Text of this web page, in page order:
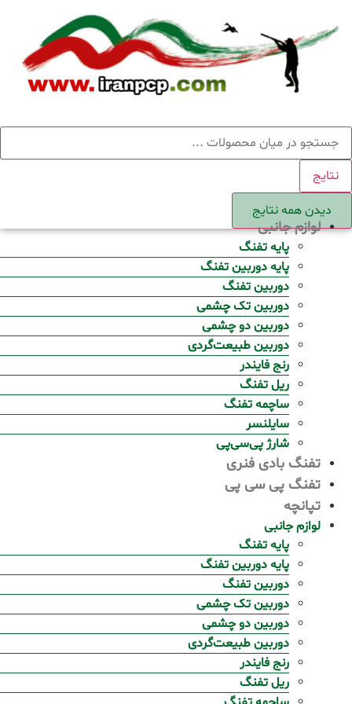
content
جستجو
.
نتایج
دیدن همه نتایج
لوازم جانبی
پایه تفنگ
پایه دوربین تفنگ
دوربین تفنگ
دوربین تک چشمی
دوربین دو چشمی
دوربین طبیعت‌گردی
رنج فایندر
ریل تفنگ
ساچمه تفنگ
سایلنسر
شارژ پی‌سی‌پی
تفنگ بادی فنری
تفنگ پی سی پی
تپانچه
لوازم جانبی
پایه تفنگ
پایه دوربین تفنگ
دوربین تفنگ
دوربین تک چشمی
دوربین دو چشمی
دوربین طبیعت‌گردی
رنج فایندر
ریل تفنگ